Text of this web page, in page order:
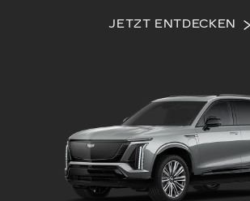
JETZT ENTDECKEN